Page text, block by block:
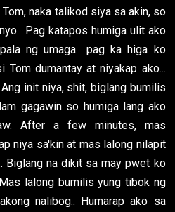
naka talikod siya sa akin, so
Pag katapos humiga ulit ako
ng umaga.. pag ka higa ko
Tom dumantay at niyakap ako...
init niya, shit, biglang bumilis
gagawin so humiga lang ako
After a few minutes, mas
niya sa'kin at mas lalong nilapit
Biglang na dikit sa may pwet ko
lalong bumilis yung tibok ng
nalibog.. Humarap ako sa